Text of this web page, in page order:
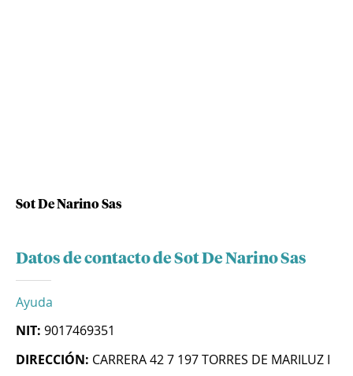
Sot De Narino Sas
Datos de contacto de Sot De Narino Sas
Ayuda
NIT: 9017469351
DIRECCIÓN: CARRERA 42 7 197 TORRES DE MARILUZ I